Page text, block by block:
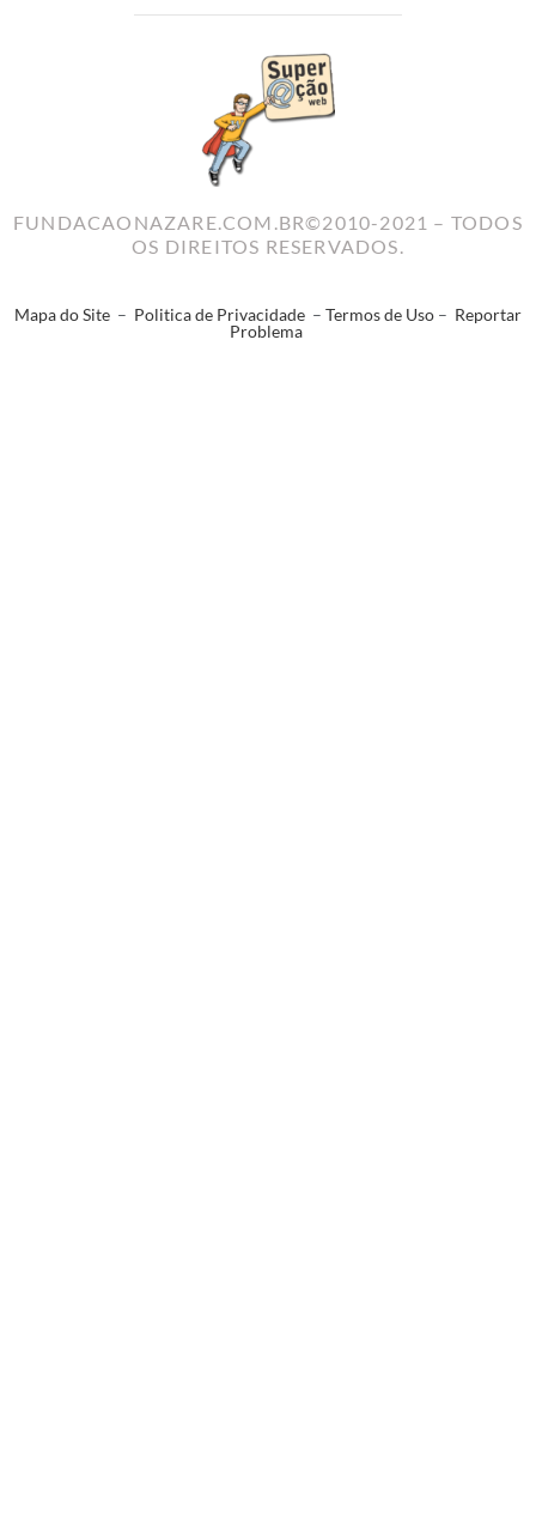
FUNDACAONAZARE.COM.BR©2010-2021 – TODOS
OS DIREITOS RESERVADOS.
Mapa do Site – Politica de Privacidade – Termos de Uso – Reportar
Problema